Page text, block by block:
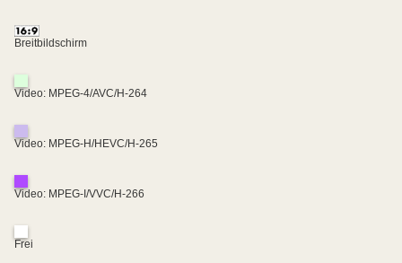
Breitbildschirm
Video: MPEG-4/AVC/H-264
Video: MPEG-H/HEVC/H-265
Video: MPEG-I/VVC/H-266
Frei